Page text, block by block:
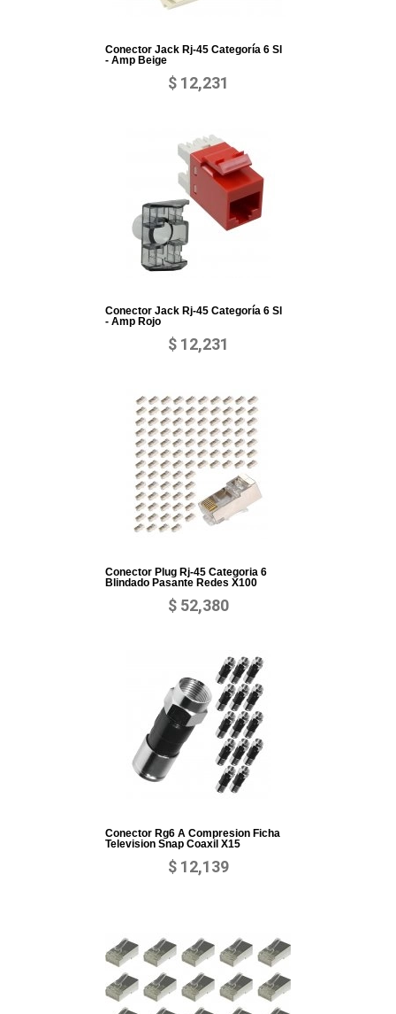
Conector Jack Rj-45 Categoría 6 Sl
- Amp Beige
$ 12,231
Conector Jack Rj-45 Categoría 6 Sl
- Amp Rojo
$ 12,231
Conector Plug Rj-45 Categoria 6
Blindado Pasante Redes X100
$ 52,380
Conector Rg6 A Compresion Ficha
Television Snap Coaxil X15
$ 12,139